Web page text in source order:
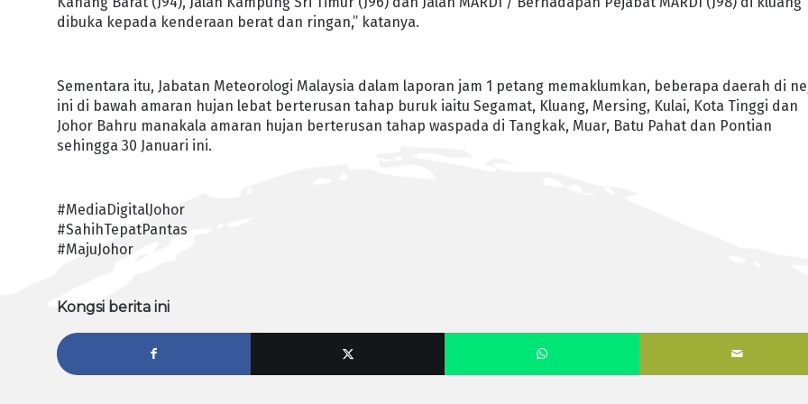
dibuka kepada kenderaan berat dan ringan,” katanya.
Sementara itu, Jabatan Meteorologi Malaysia dalam laporan jam 1 petang memaklumkan, beberapa daerah di
ini di bawah amaran hujan lebat berterusan tahap buruk iaitu Segamat, Kluang, Mersing, Kulai, Kota Tinggi dan
Johor Bahru manakala amaran hujan berterusan tahap waspada di Tangkak, Muar, Batu Pahat dan Pontian
sehingga 30 Januari ini.
#MediaDigitalJohor
#SahihTepatPantas
#MajuJohor
Kongsi berita ini